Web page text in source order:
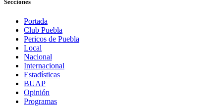
Secciones
Portada
Club Puebla
Pericos de Puebla
Local
Nacional
Internacional
Estadísticas
BUAP
Opinión
Programas